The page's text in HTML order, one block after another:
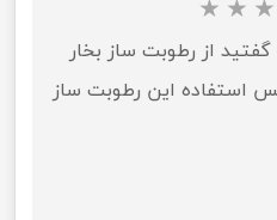
گفتید از رطوبت ساز بخار
استفاده این رطوبت ساز